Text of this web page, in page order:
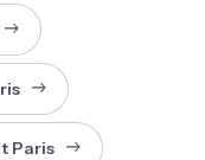
Paris